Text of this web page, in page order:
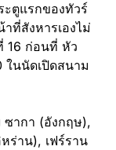
ะตูแรกของทัวร์
ที่สังหารเองไม่
16 ก่อนที่ หัว
ในนัดเปิดสนาม
ซากา (อังกฤษ),
ร่าน), เฟร์ราน